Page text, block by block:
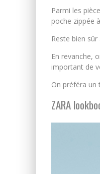
Parmi les
poche zippée
Reste bien
En revanche,
important de
On préféra un
ZARA